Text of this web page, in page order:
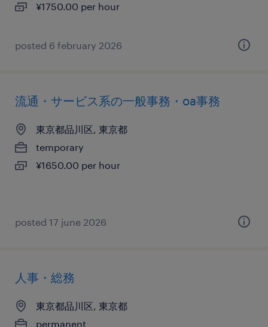
¥1750.00 per hour
posted 6 february 2026
流通・サービス系の一般事務・oa事務
東京都品川区, 東京都
temporary
¥1650.00 per hour
posted 17 june 2026
人事・総務
東京都品川区, 東京都
permanent